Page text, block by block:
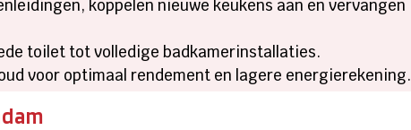
koppelen nieuwe keukens aan en vervangen
toilet tot volledige badkamerinstallaties.
voor optimaal rendement en lagere energierekening.